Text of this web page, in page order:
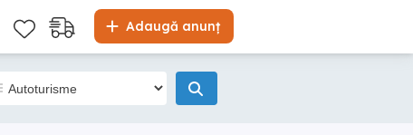
Adaugă anunț